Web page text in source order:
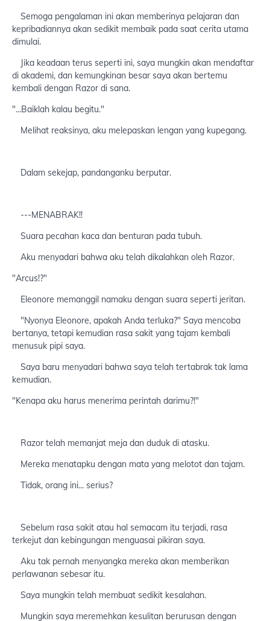
Semoga pengalaman ini akan memberinya pelajaran dan
kepribadiannya akan sedikit membaik pada saat cerita utama
dimulai.
Jika keadaan terus seperti ini, saya mungkin akan mendaftar
di akademi, dan kemungkinan besar saya akan bertemu
kembali dengan Razor di sana.
"...Baiklah kalau begitu."
Melihat reaksinya, aku melepaskan lengan yang kupegang.
Dalam sekejap, pandanganku berputar.
---MENABRAK!!
Suara pecahan kaca dan benturan pada tubuh.
Aku menyadari bahwa aku telah dikalahkan oleh Razor.
"Arcus!?"
Eleonore memanggil namaku dengan suara seperti jeritan.
"Nyonya Eleonore, apakah Anda terluka?" Saya mencoba
bertanya, tetapi kemudian rasa sakit yang tajam kembali
menusuk pipi saya.
Saya baru menyadari bahwa saya telah tertabrak tak lama
kemudian.
"Kenapa aku harus menerima perintah darimu?!"
Razor telah memanjat meja dan duduk di atasku.
Mereka menatapku dengan mata yang melotot dan tajam.
Tidak, orang ini... serius?
Sebelum rasa sakit atau hal semacam itu terjadi, rasa
terkejut dan kebingungan menguasai pikiran saya.
Aku tak pernah menyangka mereka akan memberikan
perlawanan sebesar itu.
Saya mungkin telah membuat sedikit kesalahan.
Mungkin saya meremehkan kesulitan berurusan dengan